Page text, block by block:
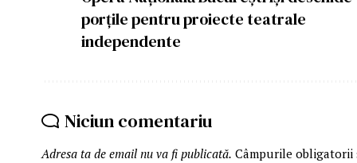
porțile pentru proiecte teatrale
independente
Niciun comentariu
Adresa ta de email nu va fi publicată. Câmpurile